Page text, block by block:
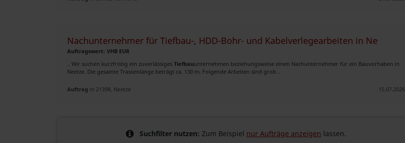
Nachunternehmer für Tiefbau-, HDD-Bohr- und Kabelverlegearbeiten in Ne
Auftragswert: VHB EUR
.. Wir suchen kurzfristig ein zuverlässiges Tiefbauunternehmen beziehungsweise einen Nachunternehmer für ein Bauvorhaben in
Neetze. Die gesamte Trassenlänge beträgt ca. 130 m. Folgende Arbeiten sind grob ..
Auftrag in 21398, Neetze 15.07.2026
Suchfilter nutzen: Zum Beispiel nur Aufträge anzeigen lassen.